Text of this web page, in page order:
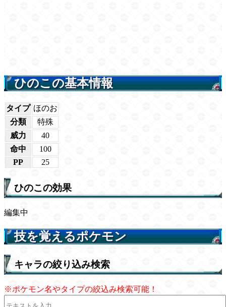
ひのこの基本情報
タイプ ほのお
分類
特殊
威力
40
命中
100
PP
25
ひのこの効果
編集中
技を覚えるポケモン
キャラの絞り込み検索
※ポケモン名やタイプの絞込み検索可能！